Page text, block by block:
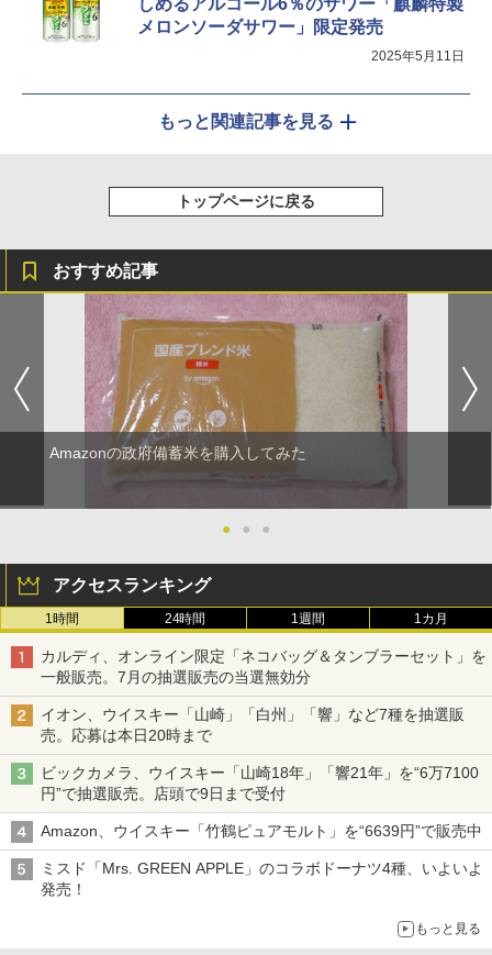
しめるアルコール6％のサワー「麒麟特製
メロンソーダサワー」限定発売
2025年5月11日
もっと関連記事を見る
トップページに戻る
おすすめ記事
Amazonの政府備蓄米を購入してみた
● ● ●
アクセスランキング
1時間 24時間 1週間 1カ月
カルディ、オンライン限定「ネコバッグ＆タンブラーセット」を
一般販売。7月の抽選販売の当選無効分
イオン、ウイスキー「山崎」「白州」「響」など7種を抽選販
売。応募は本日20時まで
ビックカメラ、ウイスキー「山崎18年」「響21年」を“6万7100
円”で抽選販売。店頭で9日まで受付
Amazon、ウイスキー「竹鶴ピュアモルト」を“6639円”で販売中
ミスド「Mrs. GREEN APPLE」のコラボドーナツ4種、いよいよ
発売！
もっと見る